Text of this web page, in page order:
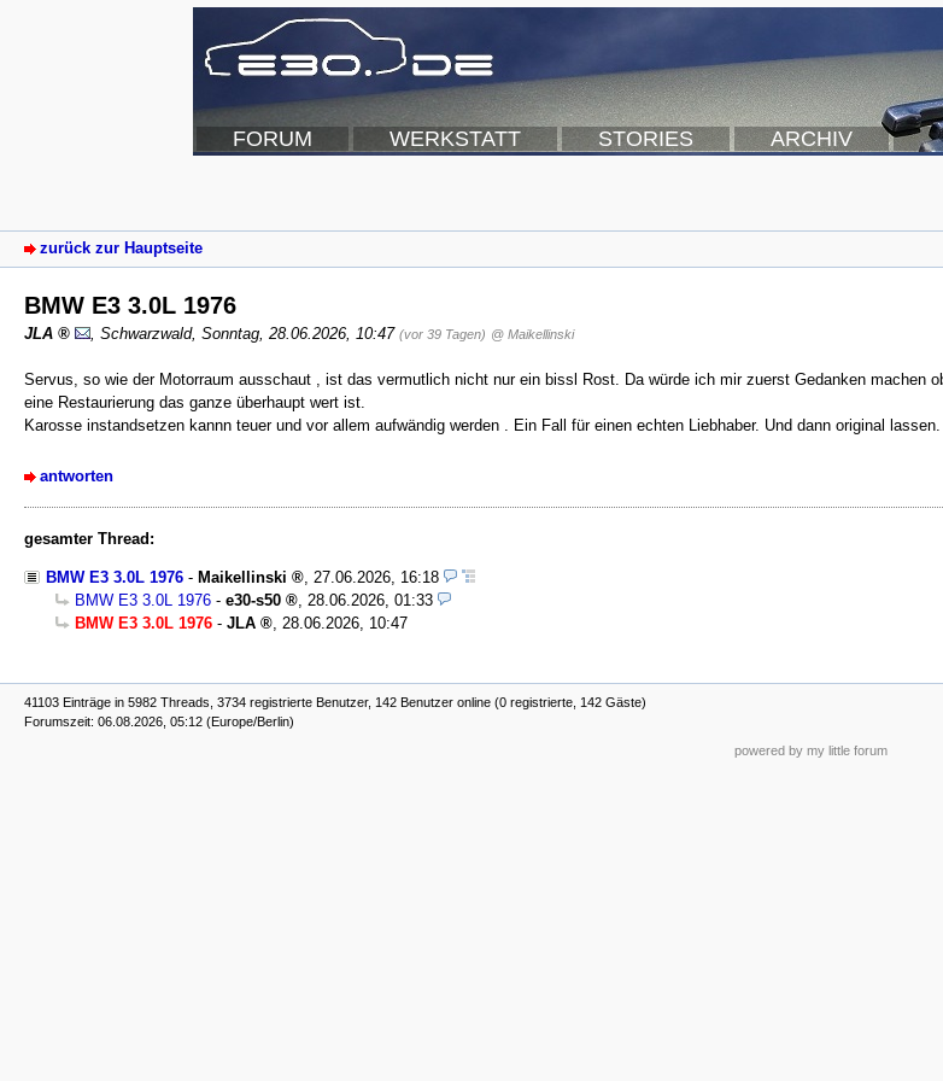
FORUM WERKSTATT STORIES ARCHIV
zurück zur Hauptseite
BMW E3 3.0L 1976
JLA Schwarzwald, Sonntag, 28.06.2026, 10:47 (vor 39 Tagen) @ Maikellinski
Servus, so wie der Motorraum ausschaut , ist das vermutlich nicht nur ein bissl Rost. Da würde ich mir zuerst Gedanken machen
eine Restaurierung das ganze überhaupt wert ist.
Karosse instandsetzen kannn teuer und vor allem aufwändig werden . Ein Fall für einen echten Liebhaber. Und dann original lassen.
antworten
gesamter Thread:
BMW E3 3.0L 1976 - Maikellinski
27.06.2026, 16:18
BMW E3 3.0L 1976 - e30-s50
28.06.2026, 01:33
BMW E3 3.0L 1976 - JLA 28.06.2026, 10:47
41103 Einträge in 5982 Threads, 3734 registrierte Benutzer, 142 Benutzer online (0 registrierte, 142 Gäste)
Forumszeit: 06.08.2026, 05:12 (Europe/Berlin)
powered by my little forum